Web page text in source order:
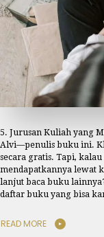
5. Jurusan Kuliah yang
Alvi—penulis buku ini.
secara gratis. Tapi,
mendapatkannya lewat
lanjut baca buku
daftar buku yang bisa
READ MORE